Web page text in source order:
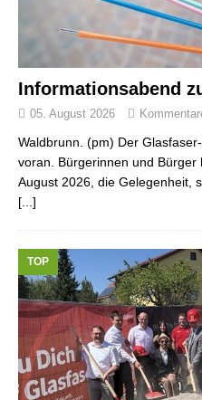
Informationsabend
05. August 2026
Waldbrunn. (pm) Der
voran. Bürgerinnen und
August 2026, die Gelegenheit,
[...]
TOP